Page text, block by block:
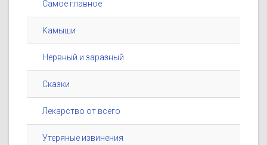
Самое главное
Камыши
Нервный и заразный
Сказки
Лекарство от всего
Утеряные извинения